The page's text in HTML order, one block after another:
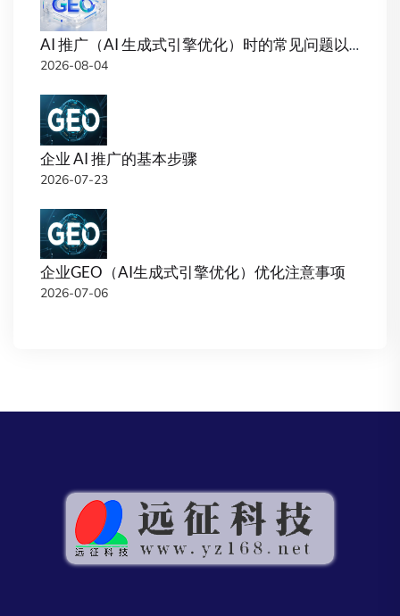
AI 推广（AI 生成式引擎优化）时的常见问题以及解决办法
2026-08-04
企业 AI 推广的基本步骤
2026-07-23
企业GEO（AI生成式引擎优化）优化注意事项
2026-07-06